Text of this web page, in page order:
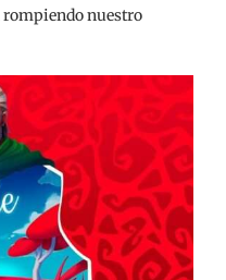
rompiendo nuestro